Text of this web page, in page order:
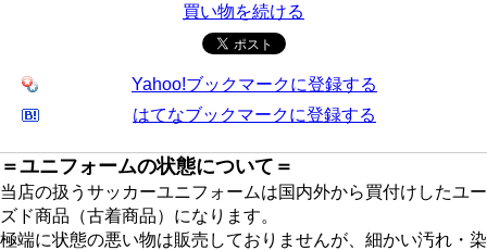
買い物を続ける
Yahoo!ブックマークに登録する
はてなブックマークに登録する
＝ユニフォームの状態について＝
当店の扱うサッカーユニフォームは国内外から買付けしたユー
ズド商品（古着商品）になります。
極端に状態の悪い物は販売しておりませんが、細かい汚れ・染